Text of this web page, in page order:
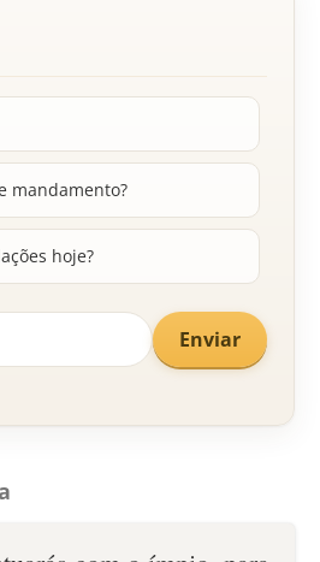
mandamento?
hoje?
Enviar